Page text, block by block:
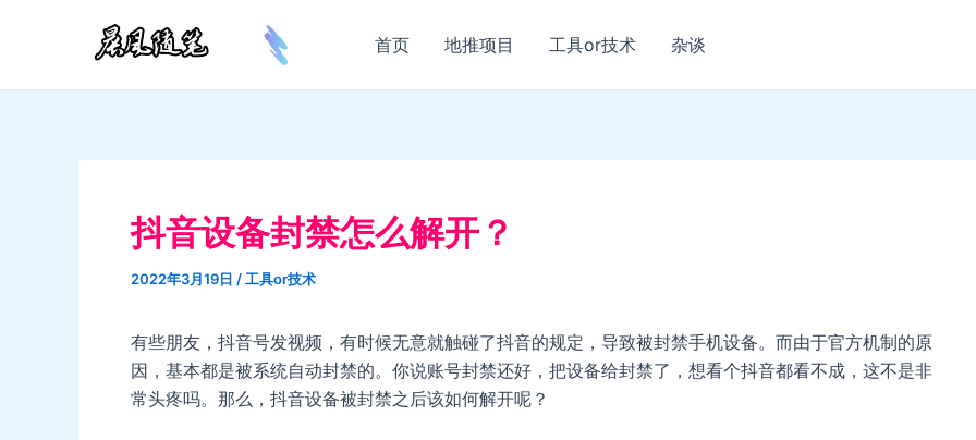
首页 地推项目 工具or技术 杂谈
抖音设备封禁怎么解开？
2022年3月19日 /工具or技术
有些朋友，抖音号发视频，有时候无意就触碰了抖音的规定，导致被封禁手机设备。而由于官方机制的原
因，基本都是被系统自动封禁的。你说账号封禁还好，把设备给封禁了，想看个抖音都看不成，这不是非
常头疼吗。那么，抖音设备被封禁之后该如何解开呢？